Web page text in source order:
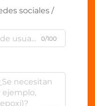
sociales /
0/100